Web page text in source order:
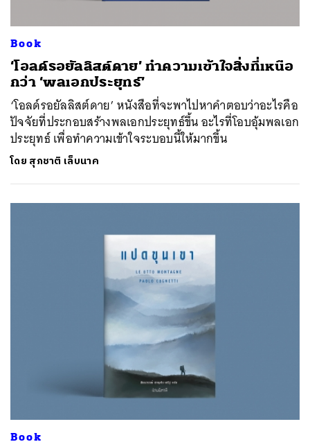
Book
‘โอลด์รอยัลลิสต์ดาย’ ทำความเข้าใจสิ่งที่เหนือ
กว่า ‘พลเอกประยุทธ์’
‘โอลด์รอยัลลิสต์ดาย’ หนังสือที่จะพาไปหาคำตอบว่าอะไรคือ
ปัจจัยที่ประกอบสร้างพลเอกประยุทธ์ขึ้น อะไรที่โอบอุ้มพลเอก
ประยุทธ์ เพื่อทำความเข้าใจระบอบนี้ให้มากขึ้น
โดย สุภชาติ เล็บนาค
Book